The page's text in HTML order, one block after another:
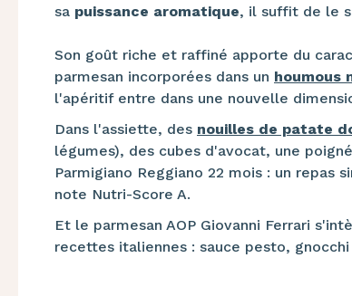
sa puissance aromatique, il suffit de le
Son goût riche et raffiné apporte du
parmesan incorporées dans un houmous
l'apéritif entre dans une nouvelle
Dans l'assiette, des nouilles de patate
légumes), des cubes d'avocat, une
Parmigiano Reggiano 22 mois : un repas
note Nutri-Score A.
Et le parmesan AOP Giovanni Ferrari
recettes italiennes : sauce pesto,